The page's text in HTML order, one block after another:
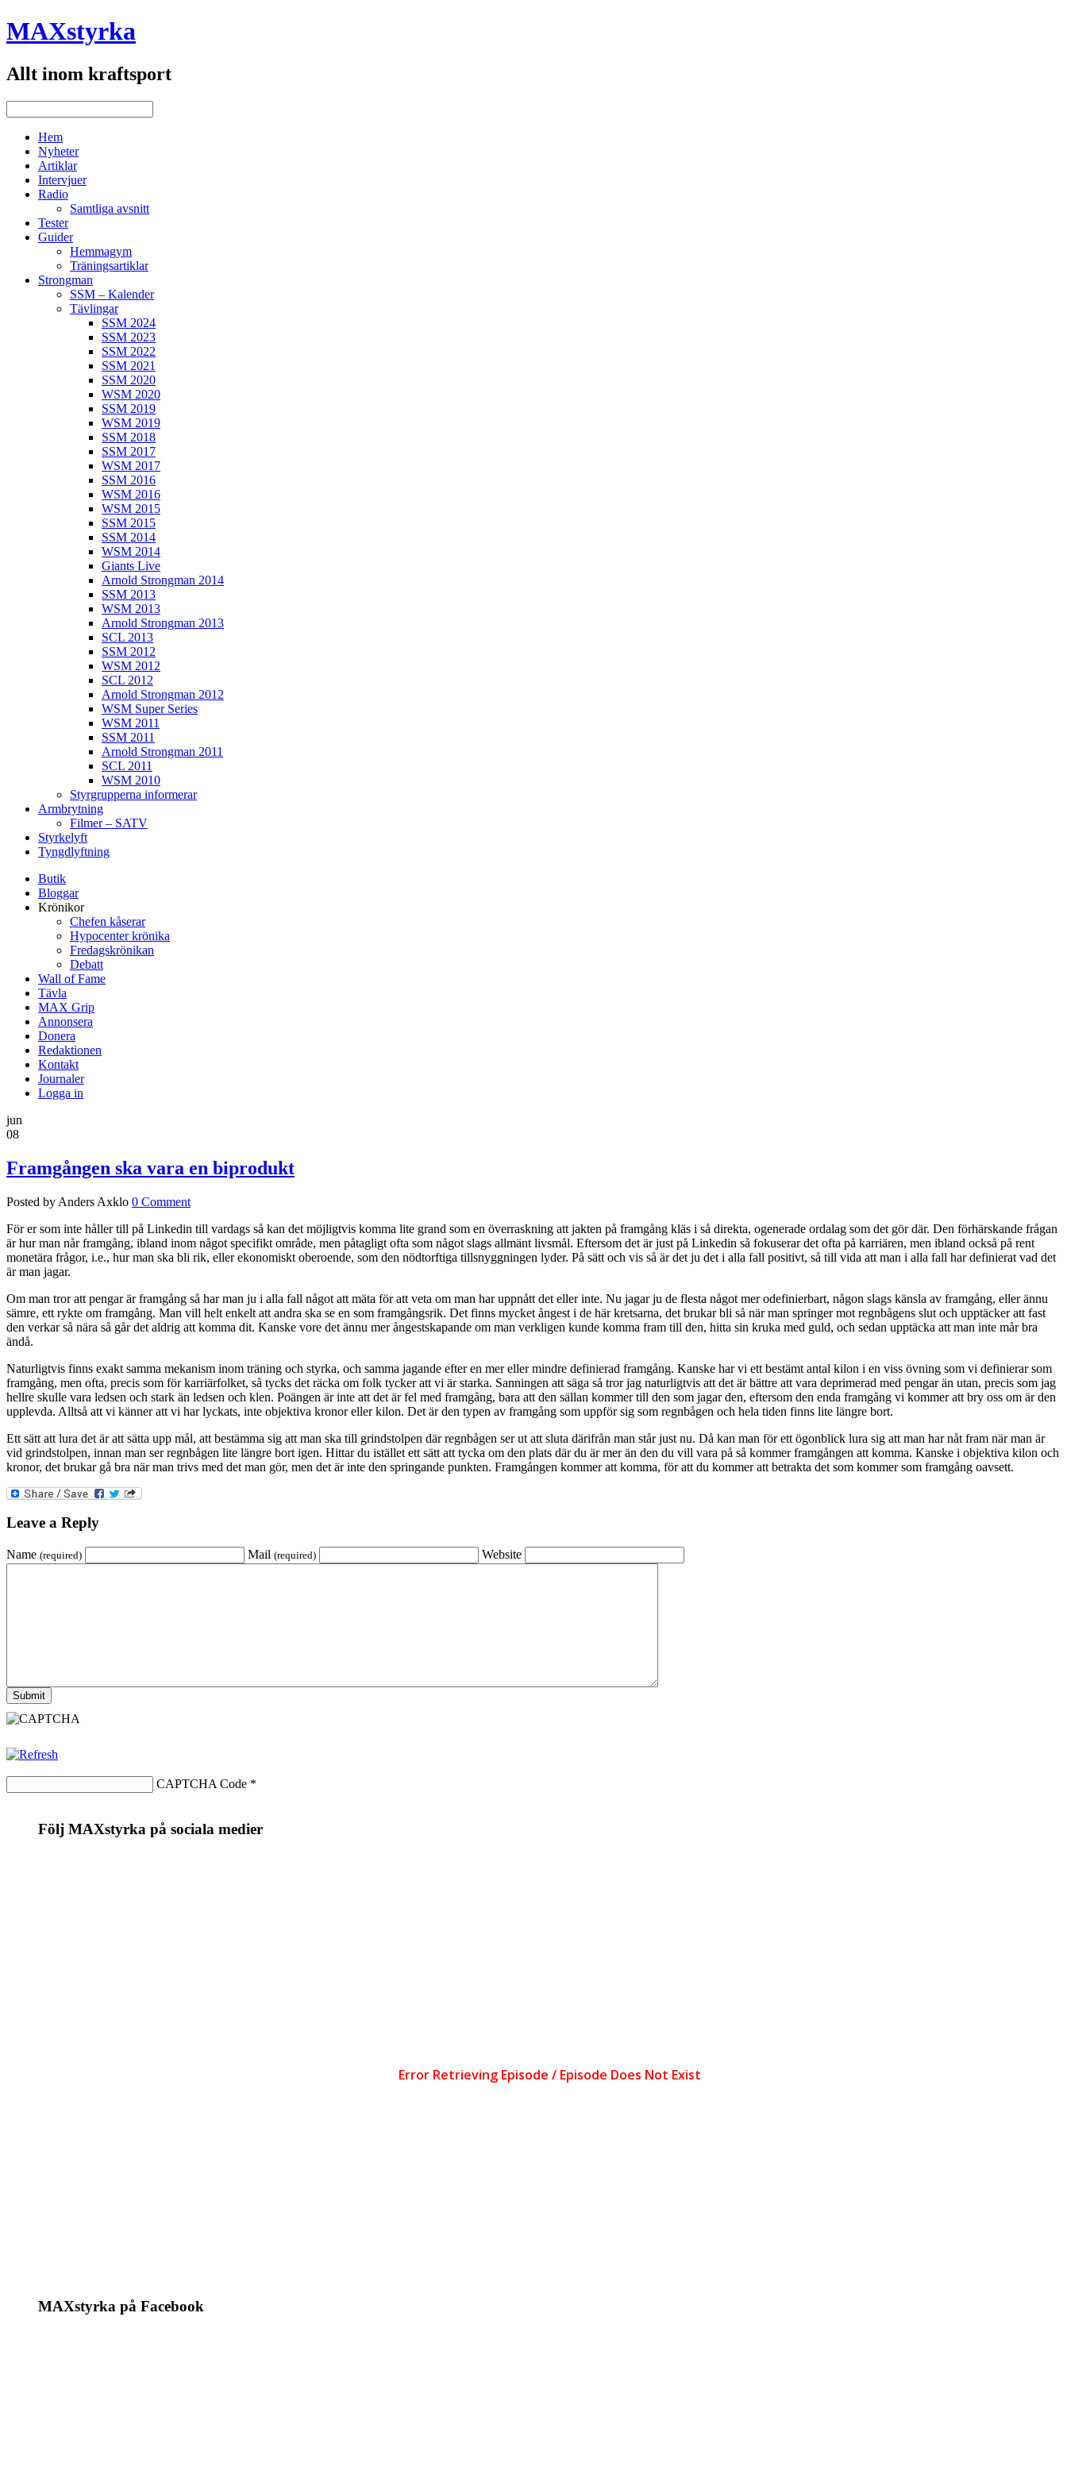
MAXstyrka
Allt inom kraftsport
Hem
Nyheter
Artiklar
Intervjuer
Radio
Samtliga avsnitt
Tester
Guider
Hemmagym
Träningsartiklar
Strongman
SSM – Kalender
Tävlingar
SSM 2024
SSM 2023
SSM 2022
SSM 2021
SSM 2020
WSM 2020
SSM 2019
WSM 2019
SSM 2018
SSM 2017
WSM 2017
SSM 2016
WSM 2016
WSM 2015
SSM 2015
SSM 2014
WSM 2014
Giants Live
Arnold Strongman 2014
SSM 2013
WSM 2013
Arnold Strongman 2013
SCL 2013
SSM 2012
WSM 2012
SCL 2012
Arnold Strongman 2012
WSM Super Series
WSM 2011
SSM 2011
Arnold Strongman 2011
SCL 2011
WSM 2010
Styrgrupperna informerar
Armbrytning
Filmer – SATV
Styrkelyft
Tyngdlyftning
Butik
Bloggar
Krönikor
Chefen kåserar
Hypocenter krönika
Fredagskrönikan
Debatt
Wall of Fame
Tävla
MAX Grip
Annonsera
Donera
Redaktionen
Kontakt
Journaler
Logga in
jun
08
Framgången ska vara en biprodukt
Posted by Anders Axklo 0 Comment
För er som inte håller till på Linkedin till vardags så kan det möjligtvis komma lite grand som en överraskning att jakten på framgång kläs i så direkta, ogenerade ordalag som det gör där. Den förhärskande frågan
är hur man når framgång, ibland inom något specifikt område, men påtagligt ofta som något slags allmänt livsmål. Eftersom det är just på Linkedin så fokuserar det ofta på karriären, men ibland också på rent
monetära frågor, i.e., hur man ska bli rik, eller ekonomiskt oberoende, som den nödtorftiga tillsnyggningen lyder. På sätt och vis så är det ju det i alla fall positivt, så till vida att man i alla fall har definierat vad det
är man jagar.
Om man tror att pengar är framgång så har man ju i alla fall något att mäta för att veta om man har uppnått det eller inte. Nu jagar ju de flesta något mer odefinierbart, någon slags känsla av framgång, eller ännu
sämre, ett rykte om framgång. Man vill helt enkelt att andra ska se en som framgångsrik. Det finns mycket ångest i de här kretsarna, det brukar bli så när man springer mot regnbågens slut och upptäcker att fast
den verkar så nära så går det aldrig att komma dit. Kanske vore det ännu mer ångestskapande om man verkligen kunde komma fram till den, hitta sin kruka med guld, och sedan upptäcka att man inte mår bra
ändå.
Naturligtvis finns exakt samma mekanism inom träning och styrka, och samma jagande efter en mer eller mindre definierad framgång. Kanske har vi ett bestämt antal kilon i en viss övning som vi definierar som
framgång, men ofta, precis som för karriärfolket, så tycks det räcka om folk tycker att vi är starka. Sanningen att säga så tror jag naturligtvis att det är bättre att vara deprimerad med pengar än utan, precis som jag
hellre skulle vara ledsen och stark än ledsen och klen. Poängen är inte att det är fel med framgång, bara att den sällan kommer till den som jagar den, eftersom den enda framgång vi kommer att bry oss om är den
upplevda. Alltså att vi känner att vi har lyckats, inte objektiva kronor eller kilon. Det är den typen av framgång som uppför sig som regnbågen och hela tiden finns lite längre bort.
Ett sätt att lura det är att sätta upp mål, att bestämma sig att man ska till grindstolpen där regnbågen ser ut att sluta därifrån man står just nu. Då kan man för ett ögonblick lura sig att man har nåt fram när man är
vid grindstolpen, innan man ser regnbågen lite längre bort igen. Hittar du istället ett sätt att tycka om den plats där du är mer än den du vill vara på så kommer framgången att komma. Kanske i objektiva kilon och
kronor, det brukar gå bra när man trivs med det man gör, men det är inte den springande punkten. Framgången kommer att komma, för att du kommer att betrakta det som kommer som framgång oavsett.
Leave a Reply
Name (required) Mail (required) Website
CAPTCHA Code *
Följ MAXstyrka på sociala medier
MAXstyrka på Facebook